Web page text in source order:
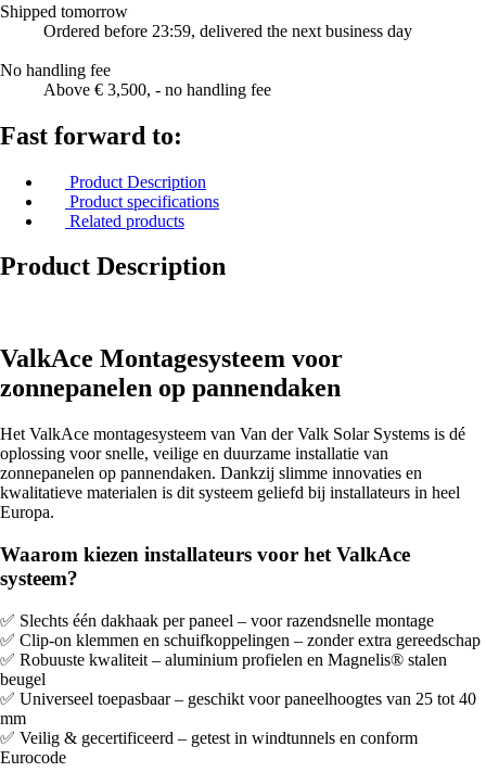
Shipped tomorrow
Ordered before 23:59, delivered the next business day
No handling fee
Above € 3,500, - no handling fee
Fast forward to:
Product Description
Product specifications
Related products
Product Description
ValkAce Montagesysteem voor
zonnepanelen op pannendaken
Het ValkAce montagesysteem van Van der Valk Solar Systems is dé
oplossing voor snelle, veilige en duurzame installatie van
zonnepanelen op pannendaken. Dankzij slimme innovaties en
kwalitatieve materialen is dit systeem geliefd bij installateurs in heel
Europa.
Waarom kiezen installateurs voor het ValkAce
systeem?
✅ Slechts één dakhaak per paneel – voor razendsnelle montage
✅ Clip-on klemmen en schuifkoppelingen – zonder extra gereedschap
✅ Robuuste kwaliteit – aluminium profielen en Magnelis® stalen
beugel
✅ Universeel toepasbaar – geschikt voor paneelhoogtes van 25 tot 40
mm
✅ Veilig & gecertificeerd – getest in windtunnels en conform
Eurocode